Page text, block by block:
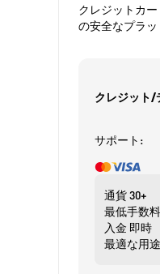
クレジットカ
の安全なプラッ
クレジット/
サポート:
通貨30+
最低手数料
入金 即時
最適な用途